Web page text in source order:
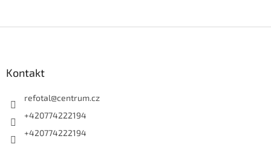
Kontakt
refotal@centrum.cz
+420774222194
+420774222194